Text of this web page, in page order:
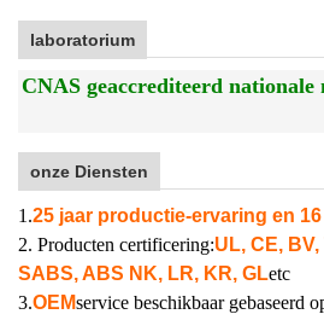
laboratorium
CNAS geaccrediteerd
onze Diensten
1.25 jaar productie-ervaring en
2. Producten certificering:UL, CE,
SABS, ABS NK, LR, KR, GLetc
3.OEMservice beschikbaar gebaseerd